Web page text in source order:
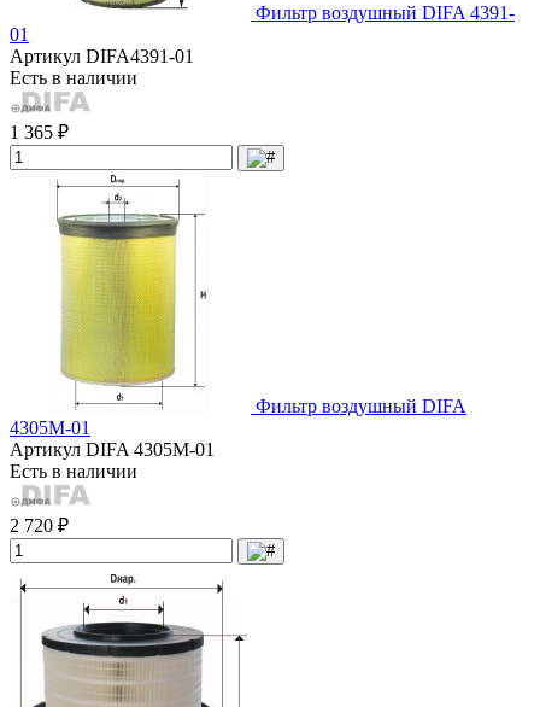
Фильтр воздушный DIFA 4391-
01
Артикул DIFA4391-01
Есть в наличии
1 365 ₽
Фильтр воздушный DIFA
4305М-01
Артикул DIFA 4305М-01
Есть в наличии
2 720 ₽